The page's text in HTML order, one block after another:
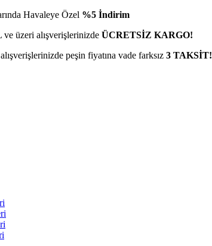
Havaleye Özel %5 İndirim
üzeri alışverişlerinizde ÜCRETSİZ KARGO!
peşin fiyatına vade farksız 3 TAKSİT!